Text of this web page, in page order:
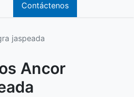
Contáctenos
jaspeada
Ancor